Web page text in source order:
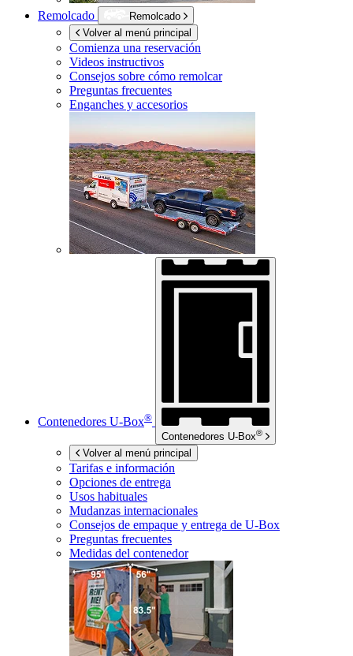
Remolcado
Remolcado
Volver al menú principal
Comienza una reservación
Videos instructivos
Consejos sobre cómo remolcar
Preguntas frecuentes
Enganches y accesorios
Contenedores U-Box®
Contenedores U-Box®
Volver al menú principal
Tarifas e información
Opciones de entrega
Usos habituales
Mudanzas internacionales
Consejos de empaque y entrega de U-Box
Preguntas frecuentes
Medidas del contenedor